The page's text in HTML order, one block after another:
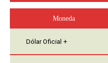
Moneda
Dólar Oficial +